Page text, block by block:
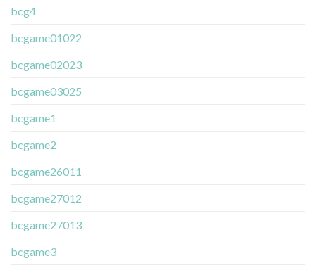
bcg4
bcgame01022
bcgame02023
bcgame03025
bcgame1
bcgame2
bcgame26011
bcgame27012
bcgame27013
bcgame3